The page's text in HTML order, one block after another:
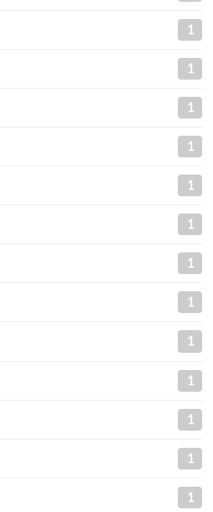
1
1
1
1
1
1
1
1
1
1
1
1
1